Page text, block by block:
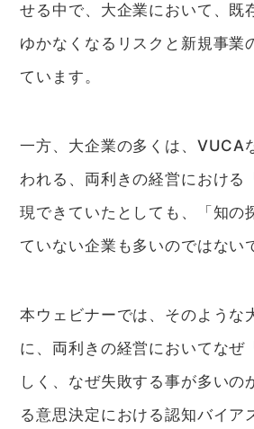
せる中で、大企業において、既
ゆかなくなるリスクと新規事業
ています。
一方、大企業の多くは、VUCA
われる、両利きの経営における
現できていたとしても、「知の
ていない企業も多いのではない
本ウェビナーでは、そのような
に、両利きの経営においてなぜ
しく、なぜ失敗する事が多いの
る意思決定における認知バイア